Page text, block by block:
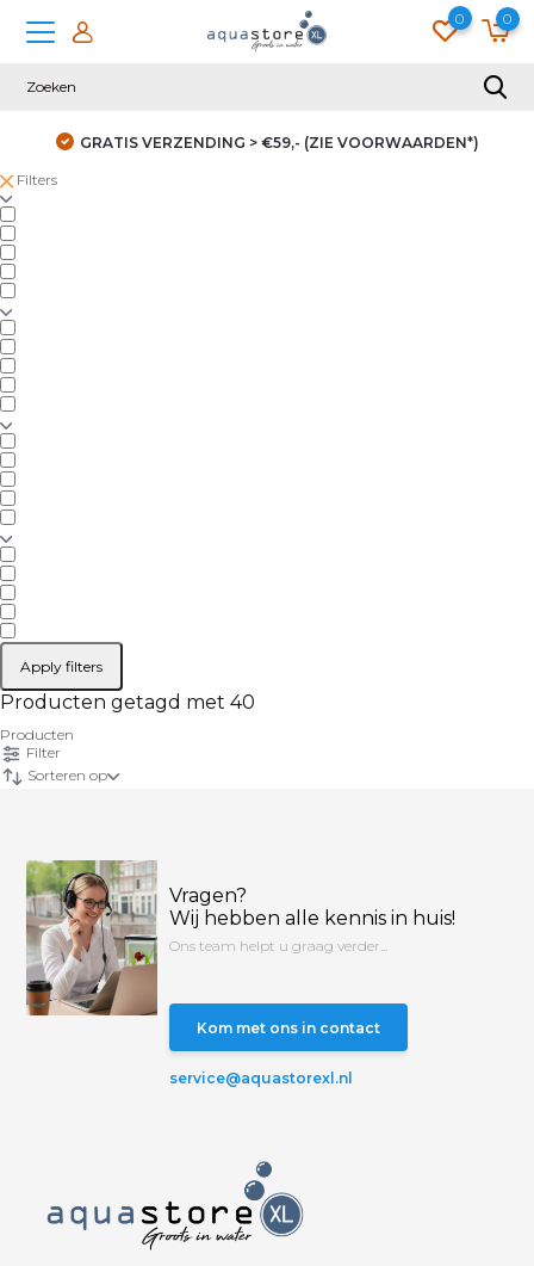
0 0
GRATIS VERZENDING > €59,- (ZIE VOORWAARDEN*)
Filters
Apply filters
Producten getagd met 40
Producten
Filter
Sorteren op
Vragen?
Wij hebben alle kennis in huis!
Ons team helpt u graag verder...
Kom met ons in contact
service@aquastorexl.nl